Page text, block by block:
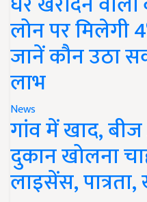
लोन पर मिलेगी
जानें कौन उठा
लाभ
News
गांव में खाद,
दुकान खोलना
लाइसेंस,